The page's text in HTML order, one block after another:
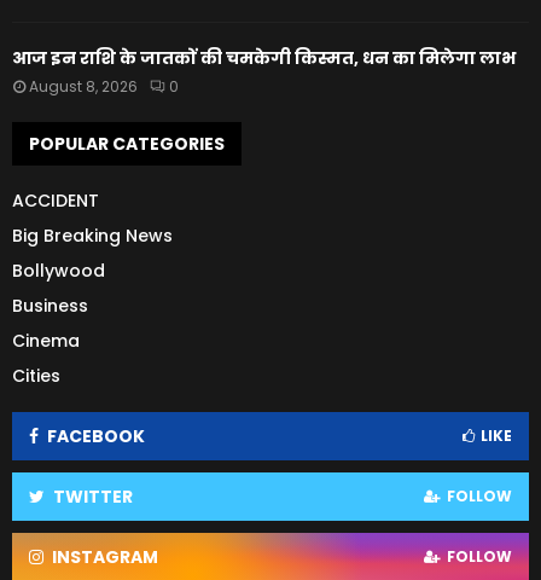
आज इन राशि के जातकों की चमकेगी किस्मत, धन का मिलेगा लाभ
August 8, 2026 0
POPULAR CATEGORIES
ACCIDENT
Big Breaking News
Bollywood
Business
Cinema
Cities
FACEBOOK LIKE
TWITTER FOLLOW
INSTAGRAM FOLLOW